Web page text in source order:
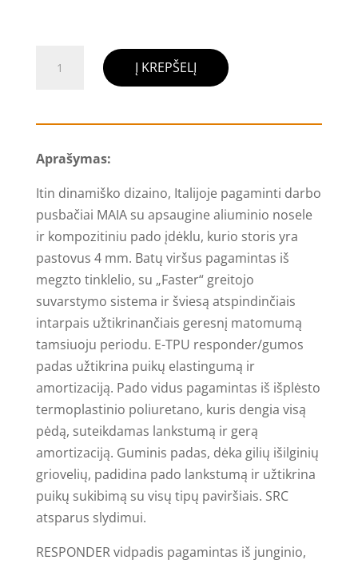
kiekis:
darbo
SIR
SAFETY
SYSTEM
Į KREPŠELĮ
Aprašymas:
Itin dinamiško dizaino, Italijoje pagaminti darbo
pusbačiai MAIA su apsaugine aliuminio nosele
ir kompozitiniu pado įdėklu, kurio storis yra
pastovus 4 mm. Batų viršus pagamintas iš
megzto tinklelio, su „Faster“ greitojo
suvarstymo sistema ir šviesą atspindinčiais
intarpais užtikrinančiais geresnį matomumą
tamsiuoju periodu. E-TPU responder/gumos
padas užtikrina puikų elastingumą ir
amortizaciją. Pado vidus pagamintas iš išplėsto
termoplastinio poliuretano, kuris dengia visą
pėdą, suteikdamas lankstumą ir gerą
amortizaciją. Guminis padas, dėka gilių išilginių
griovelių, padidina pado lankstumą ir užtikrina
puikų sukibimą su visų tipų paviršiais. SRC
atsparus slydimui.
RESPONDER vidpadis pagamintas iš junginio,